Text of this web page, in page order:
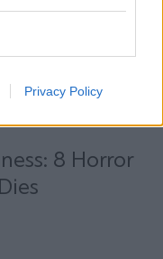
Privacy Policy